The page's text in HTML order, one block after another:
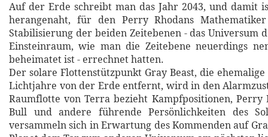
Auf der Erde schreibt man das Jahr 2043, und damit
herangenaht, für den Perry Rhodans
Stabilisierung der beiden Zeitebenen - das Universum
Einsteinraum, wie man die Zeitebene neuerdings
beheimatet ist - errechnet hatten.
Der solare Flottenstützpunkt Gray Beast, die
Lichtjahre von der Erde entfernt, wird in den
Raumflotte von Terra bezieht Kampfpositionen, Perry
Bull und andere führende Persönlichkeiten des
versammeln sich in Erwartung des Kommenden auf